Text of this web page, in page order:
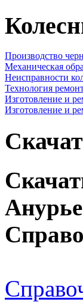
Производство
Механическая
Неисправности
Технология
Изготовление и
Изготовление и